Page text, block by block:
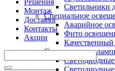
Светильники
Специальное
Аварийное
Фито
Светодиодные
Решения
Монтаж
Доставка
Контакты
Акции